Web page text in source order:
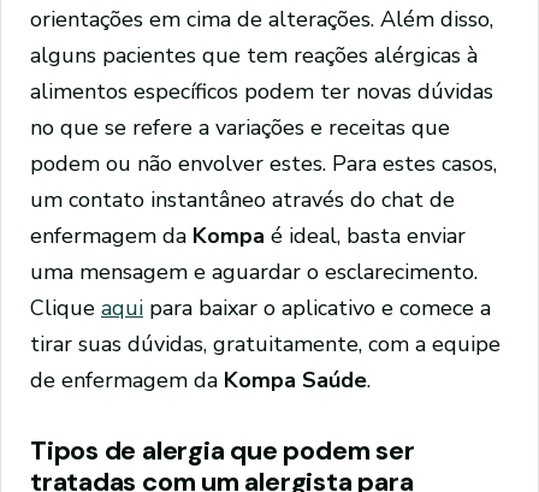
orientações em cima de alterações. Além disso,
alguns pacientes que tem reações alérgicas à
alimentos específicos podem ter novas dúvidas
no que se refere a variações e receitas que
podem ou não envolver estes. Para estes casos,
um contato instantâneo através do chat de
enfermagem da Kompa é ideal, basta enviar
uma mensagem e aguardar o esclarecimento.
Clique aqui para baixar o aplicativo e comece a
tirar suas dúvidas, gratuitamente, com a equipe
de enfermagem da Kompa Saúde.
Tipos de alergia que podem ser
tratadas com um alergista para